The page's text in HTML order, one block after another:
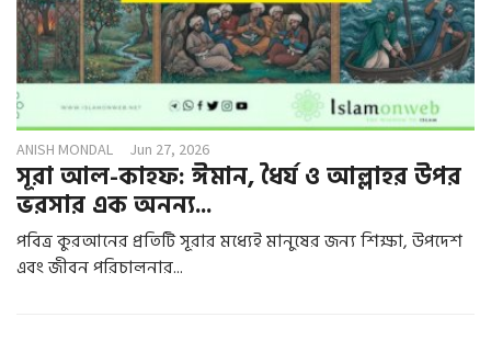
ANISH MONDAL Jun 27, 2026
সূরা আল-কাহফ: ঈমান, ধৈর্য ও আল্লাহর উপর
ভরসার এক অনন্য...
পবিত্র কুরআনের প্রতিটি সূরার মধ্যেই মানুষের জন্য শিক্ষা, উপদেশ
এবং জীবন পরিচালনার...